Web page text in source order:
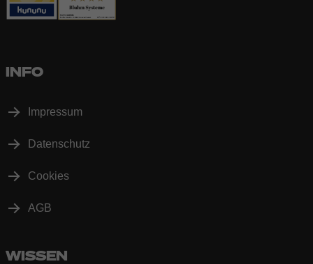
INFO
Impressum
Datenschutz
Cookies
AGB
WISSEN